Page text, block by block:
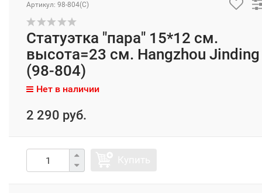
Артикул: 98-804(C)
Статуэтка "пара" 15*12 см.
высота=23 см. Hangzhou Jinding
(98-804)
Нет в наличии
2 290 руб.